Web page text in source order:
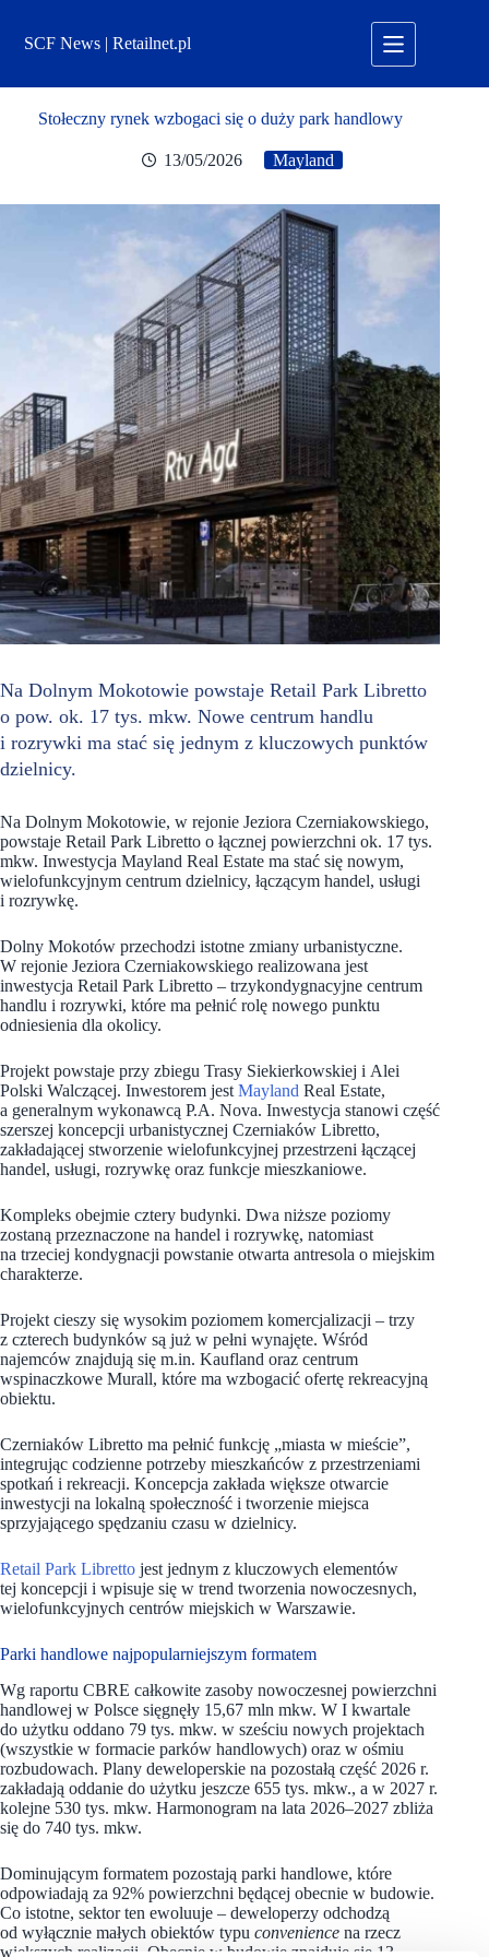
treściSCF News | Retailnet.pl
Stołeczny rynek wzbogaci się o duży park handlowy
13/05/2026 Mayland
Na Dolnym Mokotowie powstaje Retail Park Libretto
o pow. ok. 17 tys. mkw. Nowe centrum handlu
i rozrywki ma stać się jednym z kluczowych punktów
dzielnicy.
Na Dolnym Mokotowie, w rejonie Jeziora Czerniakowskiego,
powstaje Retail Park Libretto o łącznej powierzchni ok. 17 tys.
mkw. Inwestycja Mayland Real Estate ma stać się nowym,
wielofunkcyjnym centrum dzielnicy, łączącym handel, usługi
i rozrywkę.
Dolny Mokotów przechodzi istotne zmiany urbanistyczne.
W rejonie Jeziora Czerniakowskiego realizowana jest
inwestycja Retail Park Libretto – trzykondygnacyjne centrum
handlu i rozrywki, które ma pełnić rolę nowego punktu
odniesienia dla okolicy.
Projekt powstaje przy zbiegu Trasy Siekierkowskiej i Alei
Polski Walczącej. Inwestorem jest Mayland Real Estate,
a generalnym wykonawcą P.A. Nova. Inwestycja stanowi część
szerszej koncepcji urbanistycznej Czerniaków Libretto,
zakładającej stworzenie wielofunkcyjnej przestrzeni łączącej
handel, usługi, rozrywkę oraz funkcje mieszkaniowe.
Kompleks obejmie cztery budynki. Dwa niższe poziomy
zostaną przeznaczone na handel i rozrywkę, natomiast
na trzeciej kondygnacji powstanie otwarta antresola o miejskim
charakterze.
Projekt cieszy się wysokim poziomem komercjalizacji – trzy
z czterech budynków są już w pełni wynajęte. Wśród
najemców znajdują się m.in. Kaufland oraz centrum
wspinaczkowe Murall, które ma wzbogacić ofertę rekreacyjną
obiektu.
Czerniaków Libretto ma pełnić funkcję „miasta w mieście”,
integrując codzienne potrzeby mieszkańców z przestrzeniami
spotkań i rekreacji. Koncepcja zakłada większe otwarcie
inwestycji na lokalną społeczność i tworzenie miejsca
sprzyjającego spędzaniu czasu w dzielnicy.
Retail Park Libretto jest jednym z kluczowych elementów
tej koncepcji i wpisuje się w trend tworzenia nowoczesnych,
wielofunkcyjnych centrów miejskich w Warszawie.
Parki handlowe najpopularniejszym formatem
Wg raportu CBRE całkowite zasoby nowoczesnej powierzchni
handlowej w Polsce sięgnęły 15,67 mln mkw. W I kwartale
do użytku oddano 79 tys. mkw. w sześciu nowych projektach
(wszystkie w formacie parków handlowych) oraz w ośmiu
rozbudowach. Plany deweloperskie na pozostałą część 2026 r.
zakładają oddanie do użytku jeszcze 655 tys. mkw., a w 2027 r.
kolejne 530 tys. mkw. Harmonogram na lata 2026–2027 zbliża
się do 740 tys. mkw.
Dominującym formatem pozostają parki handlowe, które
odpowiadają za 92% powierzchni będącej obecnie w budowie.
Co istotne, sektor ten ewoluuje – deweloperzy odchodzą
od wyłącznie małych obiektów typu convenience na rzecz
większych realizacji. Obecnie w budowie znajduje się 13